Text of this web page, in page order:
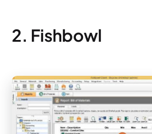
2. Fishbowl